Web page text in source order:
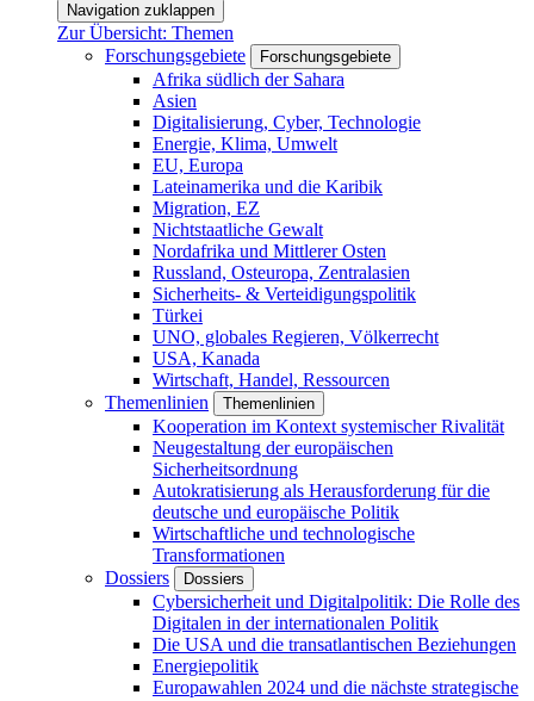
Navigation zuklappen
Zur Übersicht: Themen
Forschungsgebiete
Forschungsgebiete
Afrika südlich der Sahara
Asien
Digitalisierung, Cyber, Technologie
Energie, Klima, Umwelt
EU, Europa
Lateinamerika und die Karibik
Migration, EZ
Nichtstaatliche Gewalt
Nordafrika und Mittlerer Osten
Russland, Osteuropa, Zentralasien
Sicherheits- & Verteidigungspolitik
Türkei
UNO, globales Regieren, Völkerrecht
USA, Kanada
Wirtschaft, Handel, Ressourcen
Themenlinien
Themenlinien
Kooperation im Kontext systemischer Rivalität
Neugestaltung der europäischen
Sicherheitsordnung
Autokratisierung als Herausforderung für die
deutsche und europäische Politik
Wirtschaftliche und technologische
Transformationen
Dossiers
Dossiers
Cybersicherheit und Digitalpolitik: Die Rolle des
Digitalen in der internationalen Politik
Die USA und die transatlantischen Beziehungen
Energiepolitik
Europawahlen 2024 und die nächste strategische